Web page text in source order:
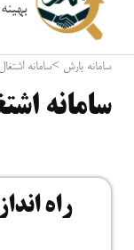
سامانه بارش >سامانه
سامانه
راه